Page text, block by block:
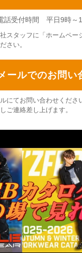
話受付時間 平日9時～
スタッフに「ホームペー
さい。
ールでのお問い
にてお問い合わせくださ
ご連絡差し上げます。